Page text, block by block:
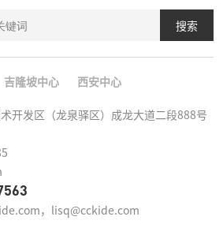
搜索
吉隆坡中心 西安中心
开发区（龙泉驿区）成龙大道二段888号
，lisq@cckide.com